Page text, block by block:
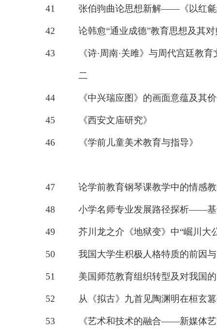
41 张伯驹曲论思想新解——《以红毹
42 论韩愈“通业成德”教育思想及其
43 《诗·周南·关雎》与周代宫廷教育
二
44 《中兴瑞应图》的画面意蕴及其
45 《西安文庙研究》
46 《学前儿童美术教育与指导》
47 论学前教育钢琴课教学中的情感
48 小学名师专业发展路径探析——
49 芥川龙之介《地狱变》中“崛川大
50 我国大学生积极人格特质的前因
51 美国师范教育组织转型及对我国
52 从《拟古》九首见陶渊明在桓玄
53 《艺术和技术的融合——新媒体艺